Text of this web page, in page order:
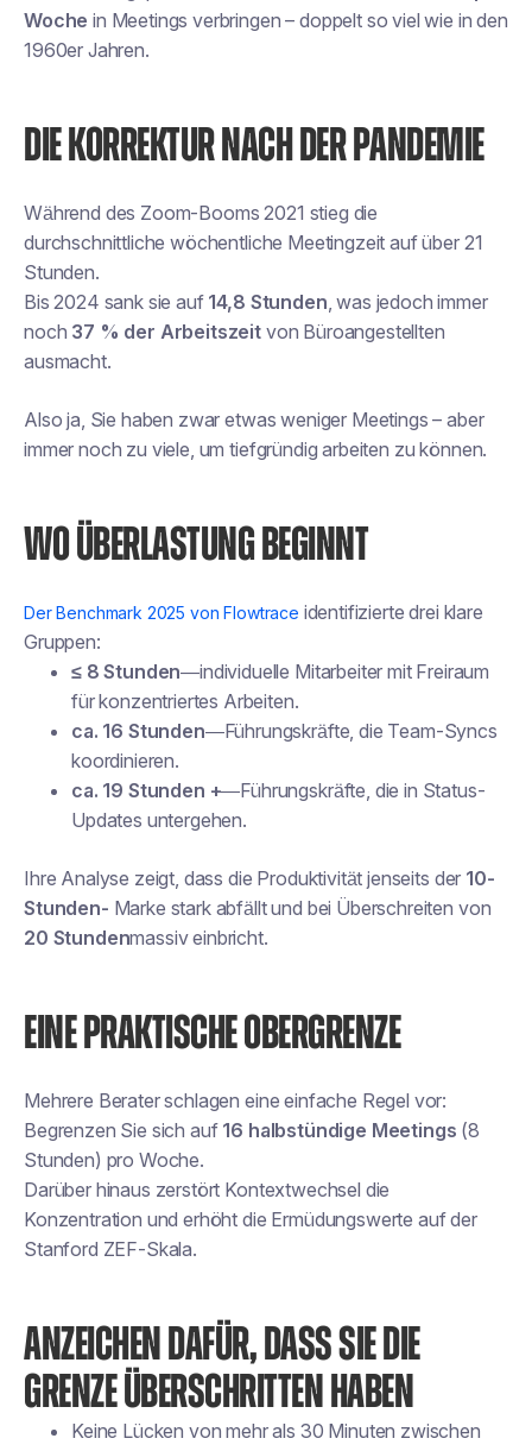
Woche in Meetings verbringen – doppelt so viel wie in den
1960er Jahren.
DIE KORREKTUR NACH DER PANDEMIE
Während des Zoom-Booms 2021 stieg die
durchschnittliche wöchentliche Meetingzeit auf über 21
Stunden.
Bis 2024 sank sie auf 14,8 Stunden, was jedoch immer
noch 37 % der Arbeitszeit von Büroangestellten
ausmacht.
Also ja, Sie haben zwar etwas weniger Meetings – aber
immer noch zu viele, um tiefgründig arbeiten zu können.
WO ÜBERLASTUNG BEGINNT
Der Benchmark 2025 von Flowtrace identifizierte drei klare
Gruppen:
≤ 8 Stunden—individuelle Mitarbeiter mit Freiraum
für konzentriertes Arbeiten.
ca. 16 Stunden—Führungskräfte, die Team-Syncs
koordinieren.
ca. 19 Stunden +—Führungskräfte, die in Status-
Updates untergehen.
Ihre Analyse zeigt, dass die Produktivität jenseits der 10-
Stunden- Marke stark abfällt und bei Überschreiten von
20 Stundenmassiv einbricht.
EINE PRAKTISCHE OBERGRENZE
Mehrere Berater schlagen eine einfache Regel vor:
Begrenzen Sie sich auf 16 halbstündige Meetings (8
Stunden) pro Woche.
Darüber hinaus zerstört Kontextwechsel die
Konzentration und erhöht die Ermüdungswerte auf der
Stanford ZEF-Skala.
ANZEICHEN DAFÜR, DASS SIE DIE
GRENZE ÜBERSCHRITTEN HABEN
Keine Lücken von mehr als 30 Minuten zwischen